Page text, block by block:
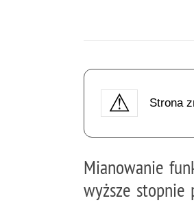
Strona
Mianowanie
wyższe stopnie